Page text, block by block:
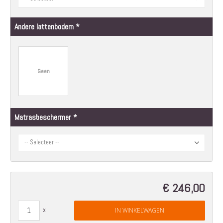
Andere lattenbodem
Geen
Matrasbeschermer
€ 246,00
IN WINKELWAGEN